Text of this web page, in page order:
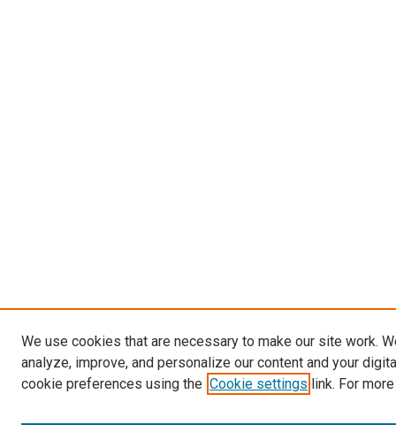
We use cookies that are necessary to make our site work.
analyze, improve, and personalize our content and your
cookie preferences using the Cookie settings link. For